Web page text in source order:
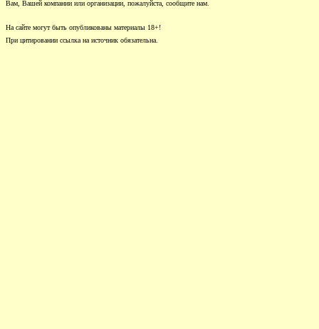
Вам, Вашей компании или организации, пожалуйста, сообщите нам.
На сайте могут быть опубликованы материалы 18+!
При цитировании ссылка на источник обязательна.